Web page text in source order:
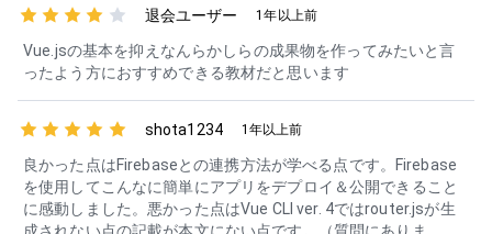
退会ユーザー 1年以上前
Vue.jsの基本を抑えなんらかしらの成果物を作ってみたいと言
ったよう方におすすめできる教材だと思います
shota1234 1年以上前
良かった点はFirebaseとの連携方法が学べる点です。Firebase
を使用してこんなに簡単にアプリをデプロイ＆公開できること
に感動しました。悪かった点はVue CLI ver. 4ではrouter.jsが生